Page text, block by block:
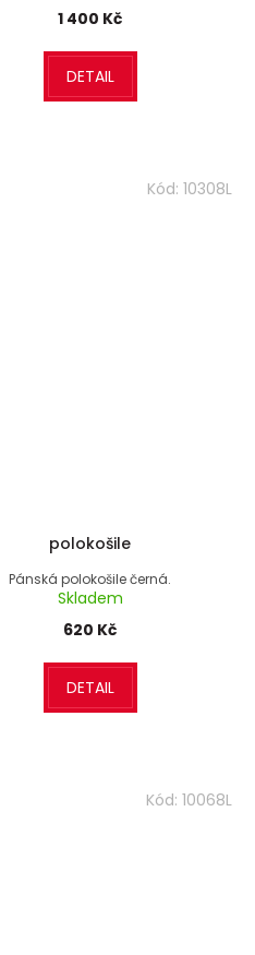
1 400 Kč
DETAIL
Kód: 10308L
polokošile
Pánská polokošile černá.
Skladem
620 Kč
DETAIL
Kód: 10068L